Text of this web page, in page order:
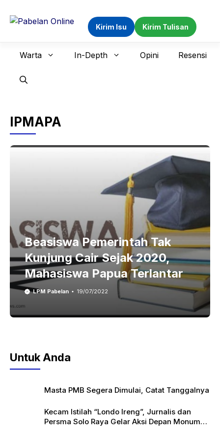
Kirim Isu Kirim Tulisan
Warta In-Depth Opini Resensi
IPMAPA
Beasiswa Pemerintah Tak
Kunjung Cair Sejak 2020,
Mahasiswa Papua Terlantar
LPM Pabelan 19/07/2022
Untuk Anda
Masta PMB Segera Dimulai, Catat Tanggalnya
Kecam Istilah “Londo Ireng”, Jurnalis dan
Persma Solo Raya Gelar Aksi Depan Monumen